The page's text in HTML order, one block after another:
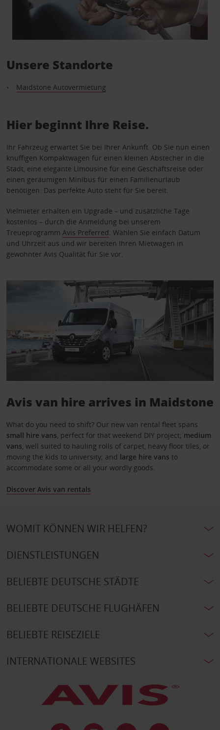
Unsere Standorte
Maidstone Autovermietung
Hier beginnt Ihre Reise.
Ihr Fahrzeug erwartet Sie bei Ihrer Ankunft. Ob Sie nun einen
knuffigen Kompaktwagen für einen kleinen Abstecher in die
Stadt, eine elegante Limousine für eine Geschäftsreise oder
einen geräumigen Minibus für einen Familienurlaub
benötigen: Das perfekte Auto steht für Sie bereit.
Vielmieter erhalten ein Upgrade – und zusätzliche Tage
kostenlos – durch die Anmeldung bei unserem
Treueprogramm Avis Preferred . Wählen Sie einfach Datum
und Uhrzeit aus und wir bereiten Ihren Mietwagen in
gewohnter Avis Qualität für Sie vor.
Avis van hire arrives in Maidstone
What do you need to shift? Our new van rental fleet spans
small hire vans, perfect for that weekend DIY project; medium
vans, well suited to hauling rolls of carpet, heavy floor tiles, or
moving the kids to university; and large hire vans to
accommodate some or all your wordly goods.
Discover Avis van rentals
WOMIT KÖNNEN WIR HELFEN?
DIENSTLEISTUNGEN
BELIEBTE DEUTSCHE STÄDTE
BELIEBTE DEUTSCHE FLUGHÄFEN
BELIEBTE REISEZIELE
INTERNATIONALE WEBSITES